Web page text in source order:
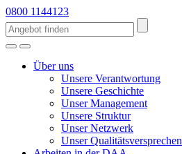
0800 1144123
Über uns
Unsere Verantwortung
Unsere Geschichte
Unser Management
Unsere Struktur
Unser Netzwerk
Unser Qualitätsversprechen